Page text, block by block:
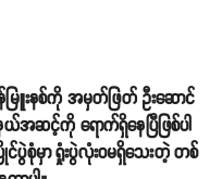
ြူးနစ်ကို အမှတ်ဖြတ် ဦးဆောင်
ဆင့်ကို ရောက်ရှိနေပြီဖြစ်ပါ
ပွဲစုံမှာ ရှုံးပွဲလုံးဝမရှိသေးတဲ့ တစ်